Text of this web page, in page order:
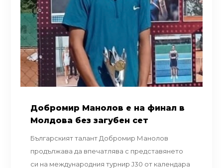
Добромир Манолов е на финал в
Молдова без загубен сет
Българският талант Добромир Манолов
продължава да впечатлява с представянето
си на международния турнир J30 от календара